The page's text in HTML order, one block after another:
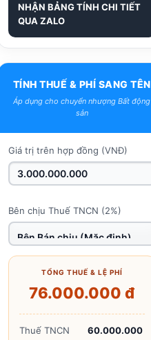
NHẬN BẢNG TÍNH CHI TIẾT
QUA ZALO
TÍNH THUẾ & PHÍ SANG TÊN
Áp dụng cho chuyển nhượng Bất động
sản
Giá trị trên hợp đồng (VNĐ)
Bên chịu Thuế TNCN (2%)
TỔNG THUẾ & LỆ PHÍ
76.000.000 đ
Thuế TNCN
60.000.000